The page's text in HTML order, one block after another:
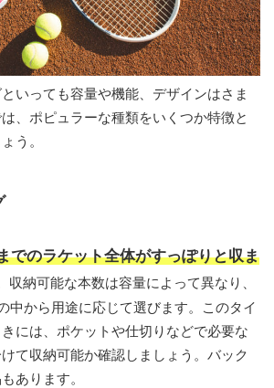
いっても容量や機能、デザインはさま
、ポピュラーな種類をいくつか特徴と
う。
でのラケット全体がすっぽりと収ま
収納可能な本数は容量によって異なり、
中から用途に応じて選びます。このタイ
には、ポケットや仕切りなどで必要な
て収納可能か確認しましょう。バック
あります。